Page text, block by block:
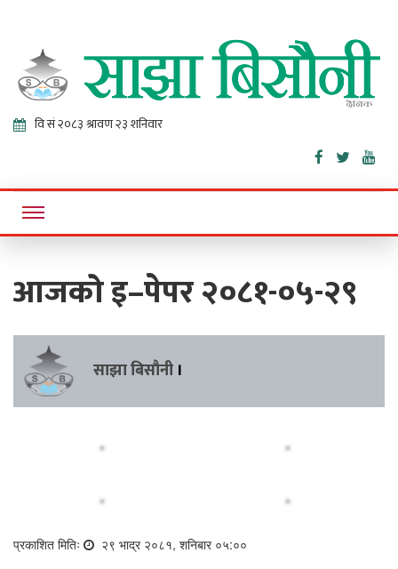
Sajha
Bisaunee
Online News Portal
आजको इ–पेपर २०८१-०५-२९
साझा बिसौनी ।
प्रकाशित मितिः २९ भाद्र २०८१, शनिबार ०५:००